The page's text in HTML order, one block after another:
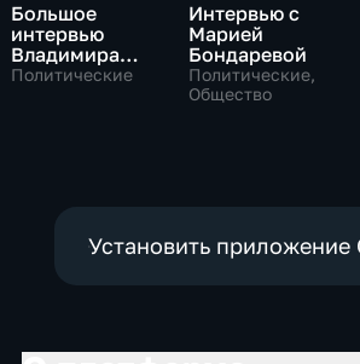
Большое
интервью
Владимира
Путина Сергею
Политические
Интервью с
Марией
Бондаревой
Политические,
Общество
Установить